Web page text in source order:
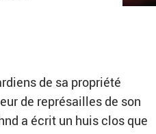
de sa propriété
de représailles de son
a écrit un huis clos que